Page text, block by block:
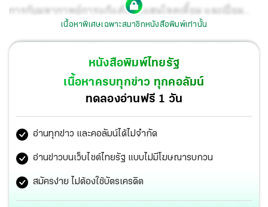
การกับมหากาพย์การแก้แค้นอันแสนโหดเหี้ยม และเปี่ยม
เสน่ห์ 30 ธ.ค.นี้ ที่ Netflixซึ่งในเรื่องนี้ ซงฮเยคโย โคจรมาร่วม
งานกับ คิมอึนซุก ผู้เขียนบทเรื่อง Descen dants of the Sun
อีกครั้งหลังผ่านมา 6 ปี พร้อมแสดงนำร่วมกับ อีโดฮยอน นัก
แสดงดาวรุ่งจากสวีตโฮม (Sweet Home)
เนื้อหาพิเศษเฉพาะสมาชิกหนังสือพิมพ์เท่านั้น
หนังสือพิมพ์ไทยรัฐ
เนื้อหาครบทุกข่าว ทุกคอลัมน์
ทดลองอ่านฟรี 1 วัน
อ่านทุกข่าว และคอลัมน์ได้ไม่จำกัด
อ่านข่าวบนเว็บไซต์ไทยรัฐ แบบไม่มีโฆษณารบกวน
สมัครง่าย ไม่ต้องใช้บัตรเครดิต